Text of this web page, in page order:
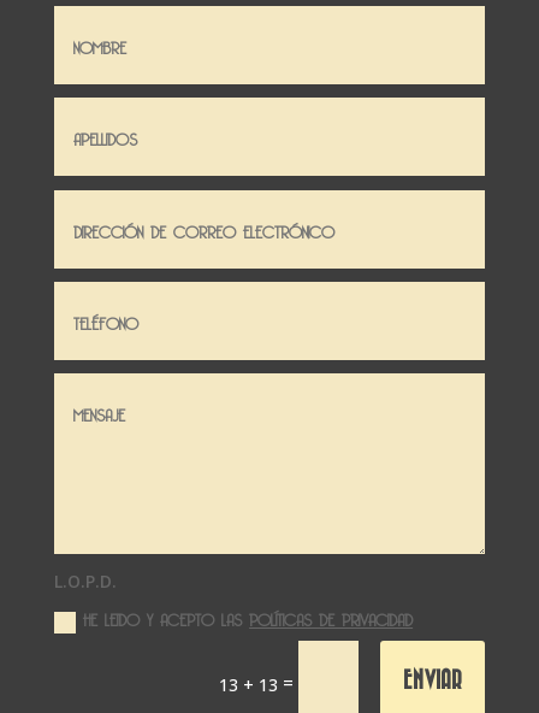
L.O.P.D.
HE LEIDO Y ACEPTO LASPOLÍTICAS DE PRIVACIDAD
13 + 13 = ENVIAR